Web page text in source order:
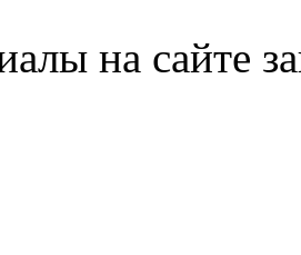
на сайте